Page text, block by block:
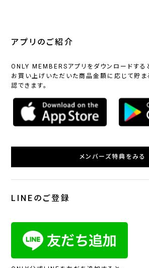
アプリのご紹介
ONLY MEMBERSアプリをダウンロードする
お買い上げいただいた商品金額に応じて貯ま
認できます。
メンバーズ特典をみる
LINEのご登録